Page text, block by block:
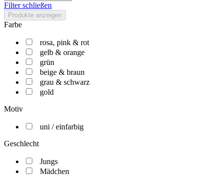
Filter schließen
Produkte anzeigen
Farbe
rosa, pink & rot
gelb & orange
grün
beige & braun
grau & schwarz
gold
Motiv
uni / einfarbig
Geschlecht
Jungs
Mädchen